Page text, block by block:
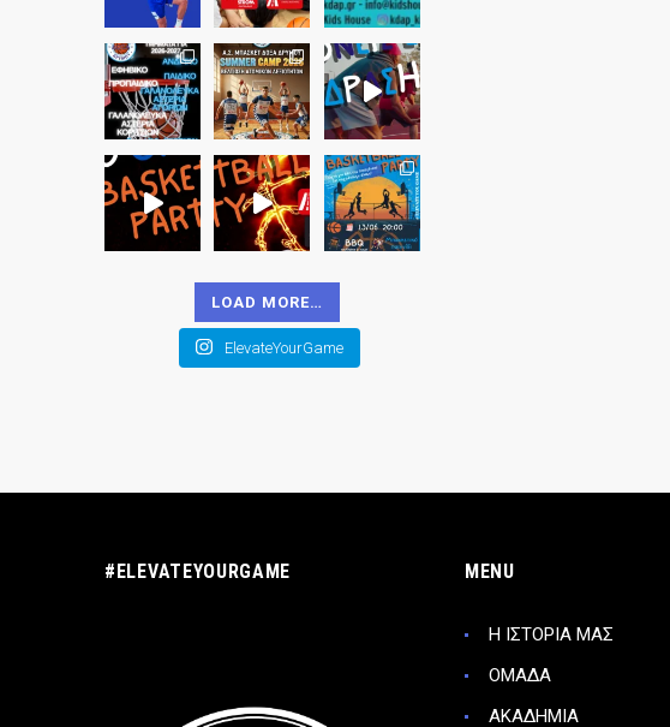
LOAD MORE…
ElevateYourGame
#ELEVATEYOURGAME MENU
Η ΙΣΤΟΡΙΑ ΜΑΣ
ΟΜΑΔΑ
ΑΚΑΔΗΜΙΑ